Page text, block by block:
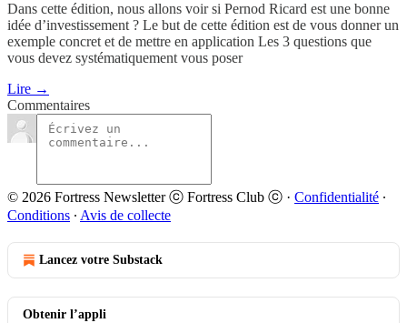
Dans cette édition, nous allons voir si Pernod Ricard est une bonne
idée d’investissement ? Le but de cette édition est de vous donner un
exemple concret et de mettre en application Les 3 questions que
vous devez systématiquement vous poser
Lire →
Commentaires
© 2026 Fortress Newsletter ⓒ Fortress Club ⓒ · Confidentialité ∙
Conditions ∙ Avis de collecte
Lancez votre Substack
Obtenir l’appli